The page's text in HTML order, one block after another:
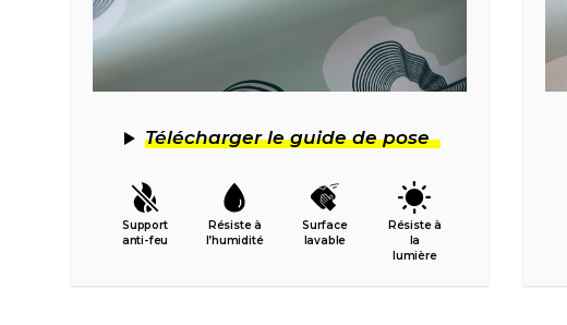
Télécharger le guide de pose
Support
anti-feu
Résiste à
l’humidité
Surface
lavable
Résiste à
la
lumière